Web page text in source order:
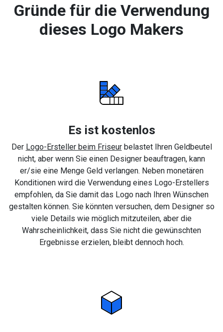
Gründe für die Verwendung
dieses Logo Makers
Es ist kostenlos
Der Logo-Ersteller beim Friseurbelastet Ihren Geldbeutel
nicht, aber wenn Sie einen Designer beauftragen, kann
er/sie eine Menge Geld verlangen. Neben monetären
Konditionen wird die Verwendung eines Logo-Erstellers
empfohlen, da Sie damit das Logo nach Ihren Wünschen
gestalten können. Sie könnten versuchen, dem Designer so
viele Details wie möglich mitzuteilen, aber die
Wahrscheinlichkeit, dass Sie nicht die gewünschten
Ergebnisse erzielen, bleibt dennoch hoch.